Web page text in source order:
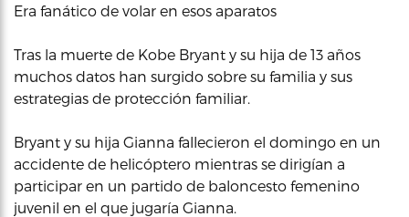
Era fanático de volar en esos aparatos
Tras la muerte de Kobe Bryant y su hija de 13 años
muchos datos han surgido sobre su familia y sus
estrategias de protección familiar.
Bryant y su hija Gianna fallecieron el domingo en un
accidente de helicóptero mientras se dirigían a
participar en un partido de baloncesto femenino
juvenil en el que jugaría Gianna.